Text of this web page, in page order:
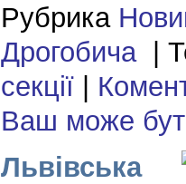
Рубрика
Дрогобича|
секції|
Ваш може
Львівська